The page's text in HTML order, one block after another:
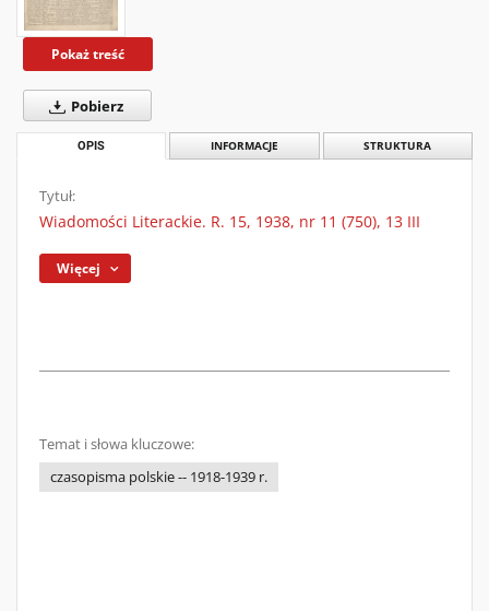
Pokaż treść
Pobierz
OPIS INFORMACJE STRUKTURA
Tytuł:
Wiadomości Literackie. R. 15, 1938, nr 11 (750), 13 III
Więcej
Temat i słowa kluczowe:
czasopisma polskie -- 1918-1939 r.